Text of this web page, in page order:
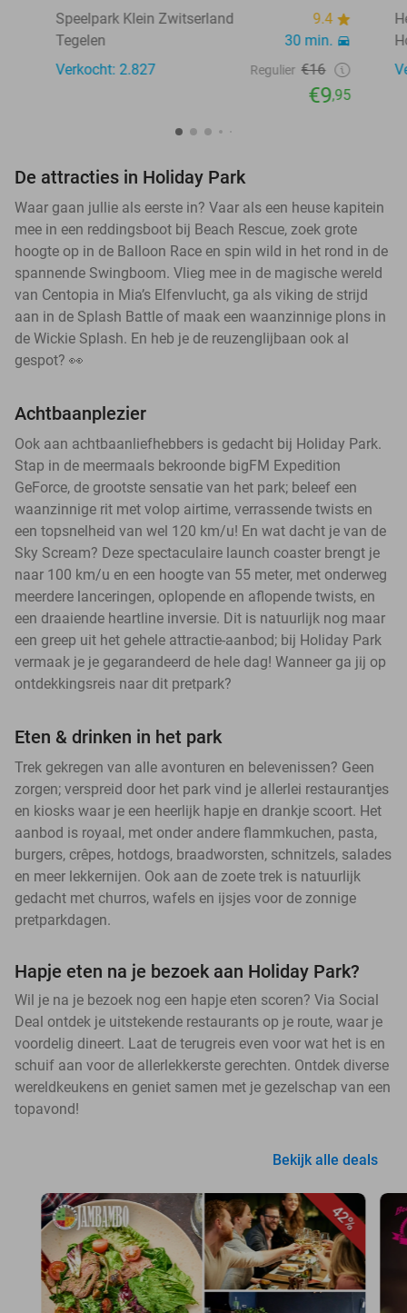
Speelpark Klein Zwitserland
9.4
Tegelen
30 min.
Verkocht: 2.827
Regulier €16
€9,95
De attracties in Holiday Park
Waar gaan jullie als eerste in? Vaar als een heuse kapitein
mee in een reddingsboot bij Beach Rescue, zoek grote
hoogte op in de Balloon Race en spin wild in het rond in de
spannende Swingboom. Vlieg mee in de magische wereld
van Centopia in Mia’s Elfenvlucht, ga als viking de strijd
aan in de Splash Battle of maak een waanzinnige plons in
de Wickie Splash. En heb je de reuzenglijbaan ook al
gespot? 👀
Achtbaanplezier
Ook aan achtbaanliefhebbers is gedacht bij Holiday Park.
Stap in de meermaals bekroonde bigFM Expedition
GeForce, de grootste sensatie van het park; beleef een
waanzinnige rit met volop airtime, verrassende twists en
een topsnelheid van wel 120 km/u! En wat dacht je van de
Sky Scream? Deze spectaculaire launch coaster brengt je
naar 100 km/u en een hoogte van 55 meter, met onderweg
meerdere lanceringen, oplopende en aflopende twists, en
een draaiende heartline inversie. Dit is natuurlijk nog maar
een greep uit het gehele attractie-aanbod; bij Holiday Park
vermaak je je gegarandeerd de hele dag! Wanneer ga jij op
ontdekkingsreis naar dit pretpark?
Eten & drinken in het park
Trek gekregen van alle avonturen en belevenissen? Geen
zorgen; verspreid door het park vind je allerlei restaurantjes
en kiosks waar je een heerlijk hapje en drankje scoort. Het
aanbod is royaal, met onder andere flammkuchen, pasta,
burgers, crêpes, hotdogs, braadworsten, schnitzels, salades
en meer lekkernijen. Ook aan de zoete trek is natuurlijk
gedacht met churros, wafels en ijsjes voor de zonnige
pretparkdagen.
Hapje eten na je bezoek aan Holiday Park?
Wil je na je bezoek nog een hapje eten scoren? Via Social
Deal ontdek je uitstekende restaurants op je route, waar je
voordelig dineert. Laat de terugreis even voor wat het is en
schuif aan voor de allerlekkerste gerechten. Ontdek diverse
wereldkeukens en geniet samen met je gezelschap van een
topavond!
Bekijk alle deals
42%